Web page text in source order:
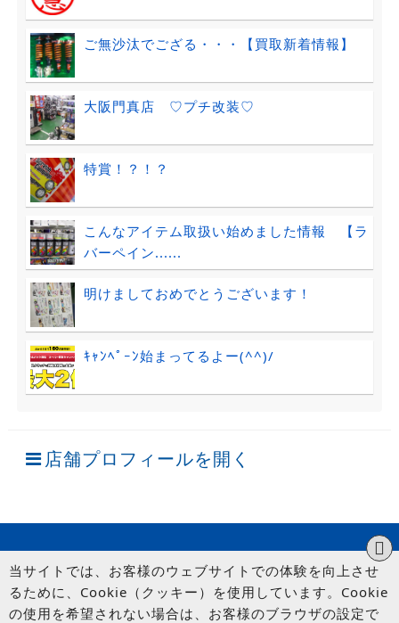
ご無沙汰でござる・・・【買取新着情報】
大阪門真店 ♡プチ改装♡
特賞！？！？
こんなアイテム取扱い始めました情報 【ラ
バーペイン......
明けましておめでとうございます！
ｷｬﾝﾍﾟｰﾝ始まってるよー(^^)/
店舗プロフィールを開く
当サイトでは、お客様のウェブサイトでの体験を向上させ
るために、Cookie（クッキー）を使用しています。Cookie
の使用を希望されない場合は、お客様のブラウザの設定で